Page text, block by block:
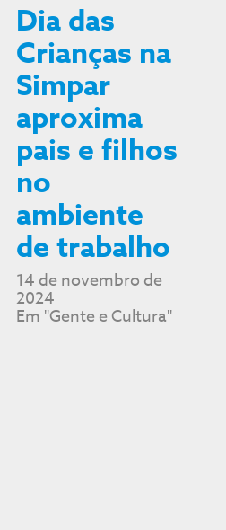
Dia das
Crianças na
Simpar
aproxima
pais e filhos
no
ambiente
de trabalho
14 de novembro de
2024
Em "Gente e Cultura"